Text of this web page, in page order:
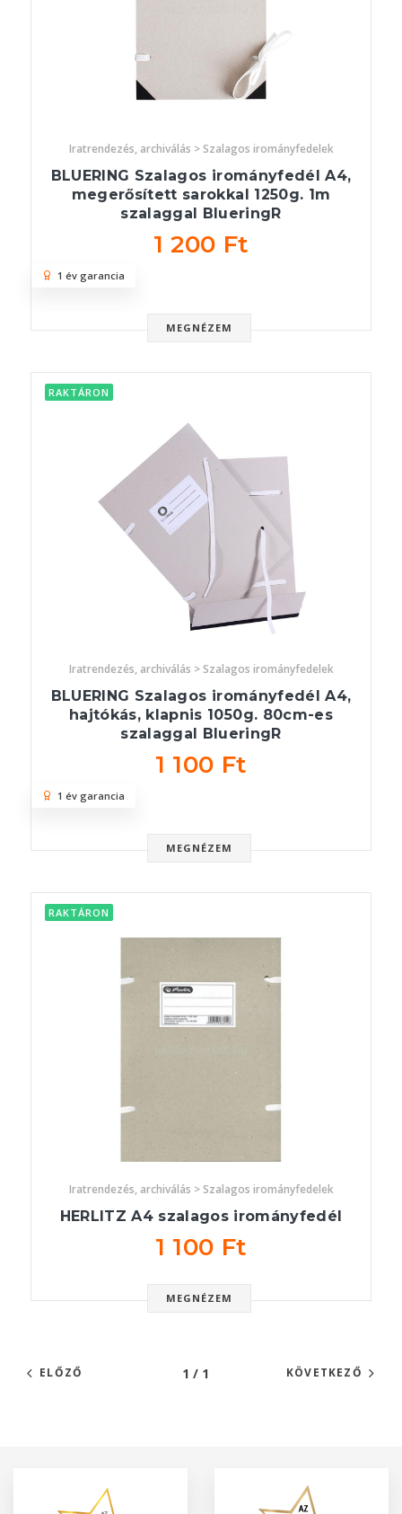
Iratrendezés, archiválás > Szalagos irományfedelek
BLUERING Szalagos irományfedél A4,
megerősített sarokkal 1250g. 1m
szalaggal BlueringR
1 200 Ft
MEGNÉZEM
1 év garancia
RAKTÁRON
Iratrendezés, archiválás > Szalagos irományfedelek
BLUERING Szalagos irományfedél A4,
hajtókás, klapnis 1050g. 80cm-es
szalaggal BlueringR
1 100 Ft
MEGNÉZEM
1 év garancia
RAKTÁRON
Iratrendezés, archiválás > Szalagos irományfedelek
HERLITZ A4 szalagos irományfedél
1 100 Ft
MEGNÉZEM
ELŐZŐ 1 / 1 KÖVETKEZŐ